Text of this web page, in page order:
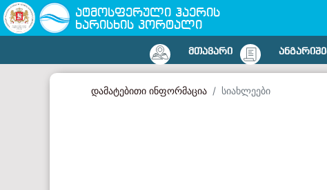
ატმოსფერული ჰაერის
ხარისხის პორტალი
ᲛᲗᲐᲕᲐᲠᲘ
დამატებითი ინფორმაცია სიახლეები